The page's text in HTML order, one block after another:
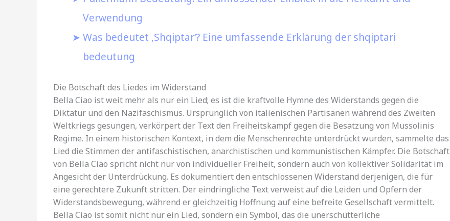
Verwendung
Was bedeutet ‚Shqiptar‘? Eine umfassende Erklärung der shqiptari
bedeutung
Die Botschaft des Liedes im Widerstand
Bella Ciao ist weit mehr als nur ein Lied; es ist die kraftvolle Hymne des Widerstands gegen die
Diktatur und den Nazifaschismus. Ursprünglich von italienischen Partisanen während des Zweiten
Weltkriegs gesungen, verkörpert der Text den Freiheitskampf gegen die Besatzung von Mussolinis
Regime. In einem historischen Kontext, in dem die Menschenrechte unterdrückt wurden, sammelte das
Lied die Stimmen der antifaschistischen, anarchistischen und kommunistischen Kämpfer. Die Botschaft
von Bella Ciao spricht nicht nur von individueller Freiheit, sondern auch von kollektiver Solidarität im
Angesicht der Unterdrückung. Es dokumentiert den entschlossenen Widerstand derjenigen, die für
eine gerechtere Zukunft stritten. Der eindringliche Text verweist auf die Leiden und Opfern der
Widerstandsbewegung, während er gleichzeitig Hoffnung auf eine befreite Gesellschaft vermittelt.
Bella Ciao ist somit nicht nur ein Lied, sondern ein Symbol, das die unerschütterliche